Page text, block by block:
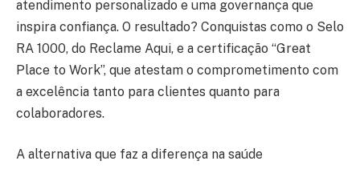
atendimento personalizado e uma governança que
inspira confiança. O resultado? Conquistas como o Selo
RA 1000, do Reclame Aqui, e a certificação “Great
Place to Work”, que atestam o comprometimento com
a excelência tanto para clientes quanto para
colaboradores.
A alternativa que faz a diferença na saúde